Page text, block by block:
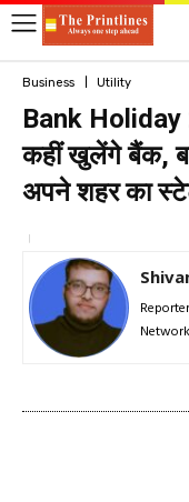
Business Utility
Bank Holiday
कहीं खुलेंगे बैंक,
अपने शहर का